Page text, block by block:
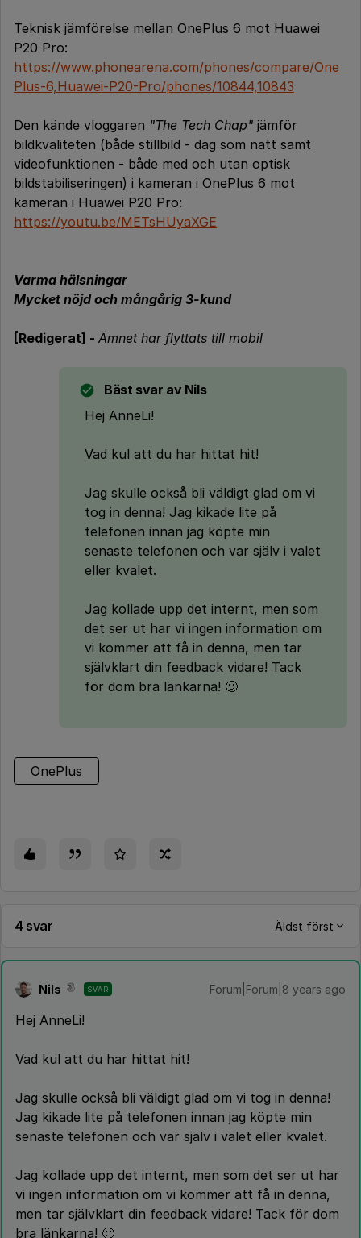
Teknisk jämförelse mellan OnePlus 6 mot Huawei
P20 Pro:
https://www.phonearena.com/phones/compare/One
Plus-6,Huawei-P20-Pro/phones/10844,10843
Den kände vloggaren "The Tech Chap" jämför
bildkvaliteten (både stillbild - dag som natt samt
videofunktionen - både med och utan optisk
bildstabiliseringen) i kameran i OnePlus 6 mot
kameran i Huawei P20 Pro:
https://youtu.be/METsHUyaXGE
Varma hälsningar
Mycket nöjd och mångårig 3-kund
[Redigerat] - Ämnet har flyttats till mobil
Bäst svar av Nils
Hej AnneLi!
Vad kul att du har hittat hit!
Jag skulle också bli väldigt glad om vi
tog in denna! Jag kikade lite på
telefonen innan jag köpte min
senaste telefonen och var själv i valet
eller kvalet.
Jag kollade upp det internt, men som
det ser ut har vi ingen information om
vi kommer att få in denna, men tar
självklart din feedback vidare! Tack
för dom bra länkarna! 🙂
OnePlus
4 svar Äldst först
Nils SVAR Forum|Forum|8 years ago
Hej AnneLi!
Vad kul att du har hittat hit!
Jag skulle också bli väldigt glad om vi tog in denna!
Jag kikade lite på telefonen innan jag köpte min
senaste telefonen och var själv i valet eller kvalet.
Jag kollade upp det internt, men som det ser ut har
vi ingen information om vi kommer att få in denna,
men tar självklart din feedback vidare! Tack för dom
bra länkarna! 🙂